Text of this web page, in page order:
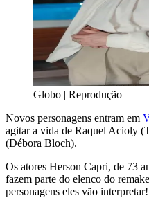
Globo | Reprodução
Novos personagens entram em
agitar a vida de Raquel Acioly
(Débora Bloch).
Os atores Herson Capri, de 73
fazem parte do elenco do
personagens eles vão interpretar!